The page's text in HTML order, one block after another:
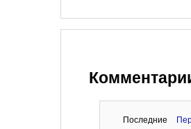
Последние